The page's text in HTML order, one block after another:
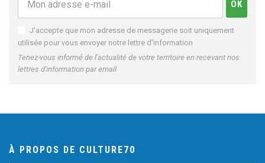
J'accepte que mon adresse de messagerie soit uniquement
utilisée pour vous envoyer notre lettre d'information
Tenez-vous informé de l'actualité de votre territoire en recevant nos
lettres d'information par email
À PROPOS DE CULTURE70